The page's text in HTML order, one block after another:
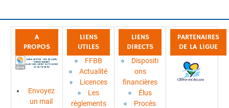
A
PROPOS
Envoyez
un mail
LIENS
UTILES
FFBB
Actualité
Licences
Les
règlements
LIENS
DIRECTS
Dispositi
ons
financières
Élus
Procès
PARTENAIRES
DE LA LIGUE